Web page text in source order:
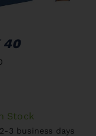
40
Stock
3 business days